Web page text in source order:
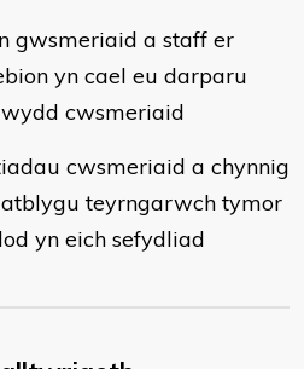
gwsmeriaid a staff er
yn cael eu darparu
cwsmeriaid
cwsmeriaid a chynnig
teyrngarwch tymor
yn eich sefydliad